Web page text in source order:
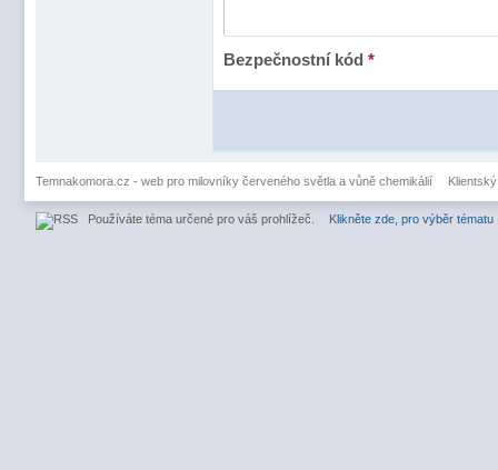
Bezpečnostní kód *
Temnakomora.cz - web pro milovníky červeného světla a vůně chemikálií
Používáte téma určené pro váš prohlížeč. Klikněte zde, pro výběr tématu